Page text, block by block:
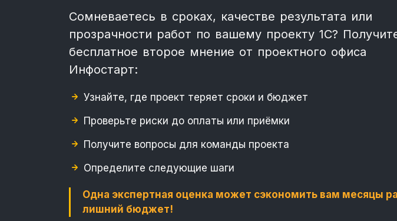
Сомневаетесь в сроках, качестве результата или
прозрачности работ по вашему проекту 1С?
бесплатное второе мнение от проектного офиса
Инфостарт:
Узнайте, где проект теряет сроки и бюджет
Проверьте риски до оплаты или приёмки
Получите вопросы для команды проекта
Определите следующие шаги
Одна экспертная оценка может сэкономить вам месяцы
лишний бюджет!